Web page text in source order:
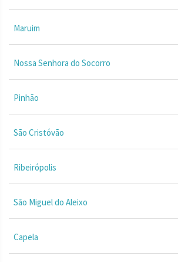
Maruim
Nossa Senhora do Socorro
Pinhão
São Cristóvão
Ribeirópolis
São Miguel do Aleixo
Capela